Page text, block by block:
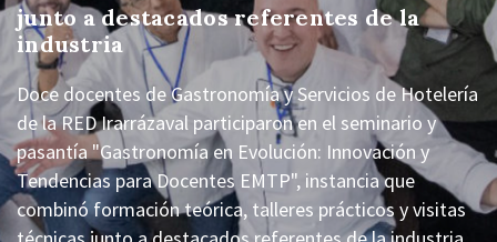
junto a destacados referentes de la
industria
Doce docentes de Gastronomía y Servicios de Hotelería
de la RED Irarrázaval participaron en el seminario y
pasantía "Gastronomía en Evolución: Innovación y
Tendencias para Docentes EMTP", instancia que
combinó formación teórica, talleres prácticos y visitas